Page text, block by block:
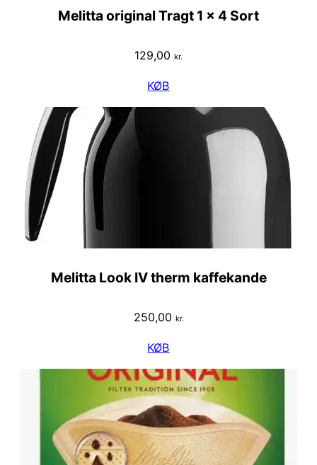
Melitta original Tragt 1 x 4 Sort
129,00 kr.
KØB
Melitta Look IV therm kaffekande
250,00 kr.
KØB